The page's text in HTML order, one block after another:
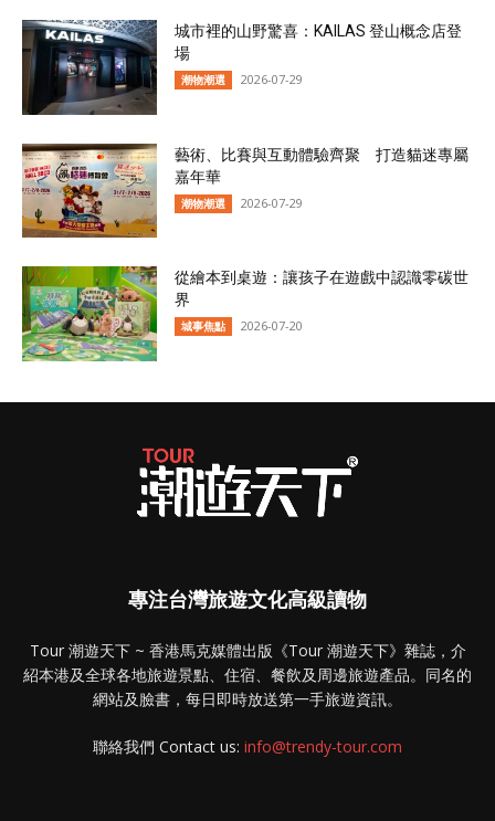
城市裡的山野驚喜：KAILAS 登山概念店登
場
潮物潮選 2026-07-29
藝術、比賽與互動體驗齊聚 打造貓迷專屬
嘉年華
潮物潮選 2026-07-29
從繪本到桌遊：讓孩子在遊戲中認識零碳世
界
城事焦點 2026-07-20
專注台灣旅遊文化高級讀物
Tour 潮遊天下 ~ 香港馬克媒體出版《Tour 潮遊天下》雜誌，介
紹本港及全球各地旅遊景點、住宿、餐飲及周邊旅遊產品。同名的
網站及臉書，每日即時放送第一手旅遊資訊。
聯絡我們 Contact us: info@trendy-tour.com